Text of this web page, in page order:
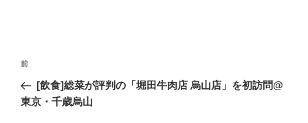
投
ナ
過
去
の
前
[飲食]総菜が評判の「堀田牛肉店 烏山店」を初訪問@
東京・千歳烏山